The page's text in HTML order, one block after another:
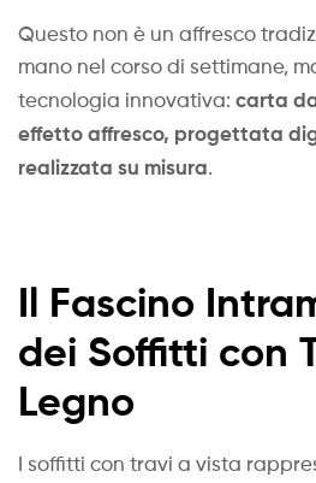
Questo non è un affresco
mano nel corso di settimane,
tecnologia innovativa: carta
effetto affresco, progettata
realizzata su misura.
Il Fascino
dei Soffitti con
Legno
I soffitti con travi a vista